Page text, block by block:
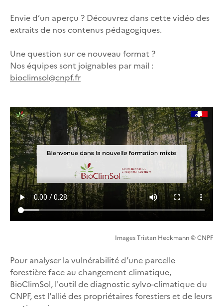
Envie d’un aperçu ? Découvrez dans cette vidéo des
extraits de nos contenus pédagogiques.
Une question sur ce nouveau format ?
Nos équipes sont joignables par mail :
bioclimsol@cnpf.fr
Images Tristan Heckmann © CNPF
Pour analyser la vulnérabilité d’une parcelle
forestière face au changement climatique,
BioClimSol, l'outil de diagnostic sylvo-climatique du
CNPF, est l'allié des propriétaires forestiers et de leurs